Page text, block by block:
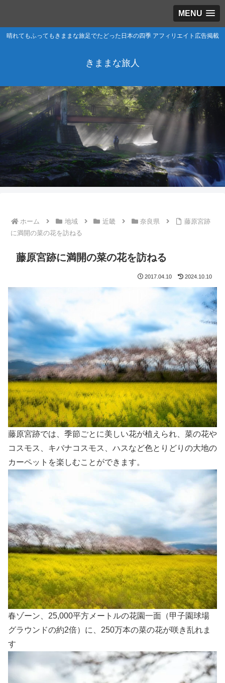
MENU
晴れてもふってもきままな旅足でたどった日本の四季 アフィリエイト広告掲載
きままな旅人
ホーム 地域 近畿 奈良県
藤原宮跡
に満開の菜の花を訪ねる
藤原宮跡に満開の菜の花を訪ねる
2017.04.10 2024.10.10
藤原宮跡では、季節ごとに美しい花が植えられ、菜の花や
コスモス、キバナコスモス、ハスなど色とりどりの大地の
カーペットを楽しむことができます。
春ゾーン、25,000平方メートルの花園一面（甲子園球場
グラウンドの約2倍）に、250万本の菜の花が咲き乱れま
す